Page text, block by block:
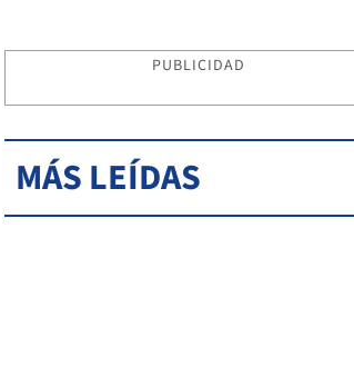
PUBLICIDAD
MÁS LEÍDAS